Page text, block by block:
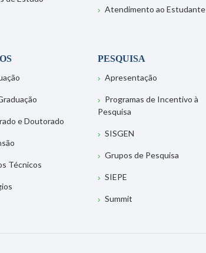
Atendimento ao Estudante
e Doutorado
Técnicos
PESQUISA
Apresentação
Programas de Incentivo à
Pesquisa
SISGEN
Grupos de Pesquisa
SIEPE
Summit